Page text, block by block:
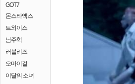
GOT7
몬스타엑스
트와이스
남주혁
러블리즈
오마이걸
이달의 소녀